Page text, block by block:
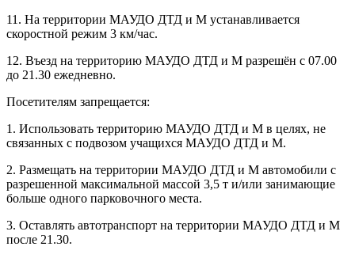
11. На территории МАУДО ДТД и М устанавливается
скоростной режим 3 км/час.
12. Въезд на территорию МАУДО ДТД и М разрешён с 07.00
до 21.30 ежедневно.
Посетителям запрещается:
1. Использовать территорию МАУДО ДТД и М в целях, не
связанных с подвозом учащихся МАУДО ДТД и М.
2. Размещать на территории МАУДО ДТД и М автомобили с
разрешенной максимальной массой 3,5 т и/или занимающие
больше одного парковочного места.
3. Оставлять автотранспорт на территории МАУДО ДТД и М
после 21.30.